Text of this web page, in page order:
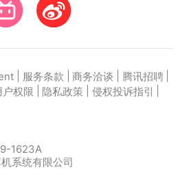
服务条款 商务洽谈 腾讯招聘
户权限 隐私政策 侵权投诉指引
1623A
系统有限公司